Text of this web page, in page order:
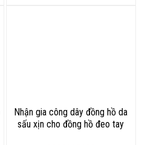
Nhận gia công dây đồng hồ da
sấu xịn cho đồng hồ đeo tay